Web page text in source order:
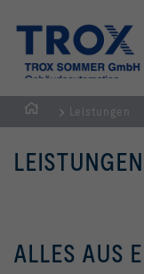
Home
Leistungen
LEISTUNGEN
ALLES AUS